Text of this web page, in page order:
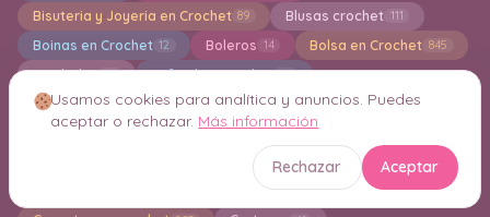
Bisuteria y Joyeria en Crochet 89 Blusas crochet 111
Boinas en Crochet 12 Boleros 14 Bolsa en Crochet 845
Bordados 12 Bufanda a crochet 32
Bufandas Knitting 15 Calcados tejidos 19
Calcetines Calentadores 16 Caminos de Mesa
Capas en crochet 9
Cardigan a crochet 233
Usamos cookies para analítica y anuncios. Puedes
aceptar o rechazar. Más información
Rechazar Aceptar